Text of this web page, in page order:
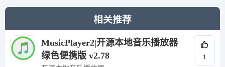
相关推荐
MusicPlayer2|开源本地音乐播放器
绿色便携版 v2.78
1